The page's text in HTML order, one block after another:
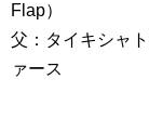
Flap）
父：タイキシャ
ァース